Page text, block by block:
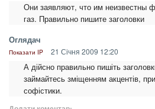
Они заявляют, что им неизвестны
газ. Правильно пишите заголовки
Оглядач
Показати IP 21 Січня 2009 12:20
А дійсно правильно пишіть
займайтесь зміщенням акцентів,
софістики.